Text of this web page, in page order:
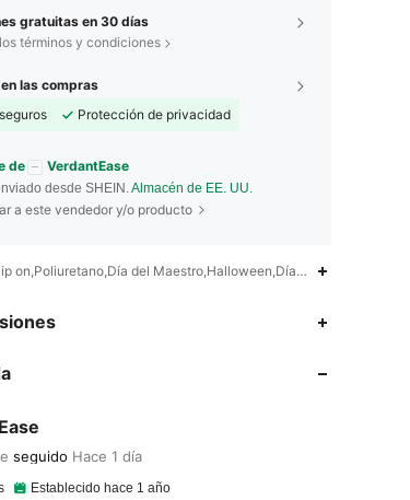
gratuitas en 30 días
términos y condiciones
las compras
Protección de privacidad
de VerdantEase
desde SHEIN.Almacén de EE. UU.
a este vendedor y/o producto
on,Poliuretano,Día del Maestro,Halloween,Día de Acción de
seguido
30Artículos
Establecido hace 1 año